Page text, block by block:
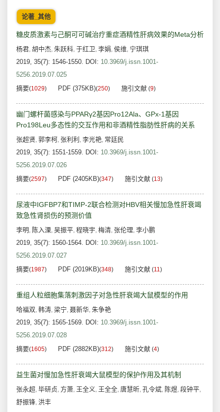
论著_其他
糖皮质激素与己酮可可碱治疗重症酒精性肝病效果的Meta分析
杨君, 胡中杰, 朱跃科, 于红卫, 李娟, 侯维, 宁琪琪
2019, 35(7): 1546-1550. DOI: 10.3969/j.issn.1001-
5256.2019.07.025
摘要(1029) PDF (375KB)(250) 施引文献 (9)
幽门螺杆菌感染与PPARγ2基因Pro12Ala、GPx-1基因
Pro198Leu多态性的交互作用和非酒精性脂肪性肝病的关系
张超贤, 郭李柯, 张利利 , 李光艳, 常廷民
2019, 35(7): 1551-1559. DOI: 10.3969/j.issn.1001-
5256.2019.07.026
摘要(2597) PDF (2405KB)(347) 施引文献 (13)
尿液中IGFBP7和TIMP-2联合检测对HBV相关慢加急性肝衰竭
致急性肾损伤的预测价值
李明 , 陈入溧, 吴振平, 程晓宇, 梅清, 张伦理, 李小鹏
2019, 35(7): 1560-1564. DOI: 10.3969/j.issn.1001-
5256.2019.07.027
摘要(1987) PDF (2019KB)(348) 施引文献 (11)
重组人粒细胞集落刺激因子对急性肝衰竭大鼠模型的作用
哈福双, 韩涛, 梁宁, 聂新华, 朱争艳
2019, 35(7): 1565-1569. DOI: 10.3969/j.issn.1001-
5256.2019.07.028
摘要(1605) PDF (2882KB)(312) 施引文献 (4)
益生菌对慢加急性肝衰竭大鼠模型的保护作用及其机制
张永超, 毕研贞, 方萧, 王全义, 王全全, 唐慧昕, 孔令斌, 陈煜, 段钟平,
舒振锋, 洪丰